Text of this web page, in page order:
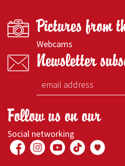
Pictures from
Webcams
Newsletter
Follow us on our
Social networking